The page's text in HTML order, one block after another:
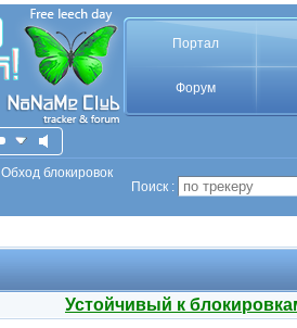
Портал
Форум
Обход блокировок
Поиск :
Устойчивый к